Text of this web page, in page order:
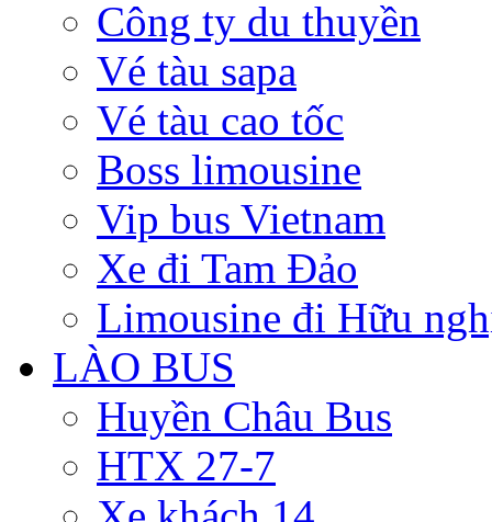
Công ty du thuyền
Vé tàu sapa
Vé tàu cao tốc
Boss limousine
Vip bus Vietnam
Xe đi Tam Đảo
Limousine đi Hữu
LÀO BUS
Huyền Châu Bus
HTX 27-7